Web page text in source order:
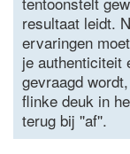
resultaat leidt.
ervaringen
je authenticiteit
gevraagd
flinke deuk in
terug bij ''af''.